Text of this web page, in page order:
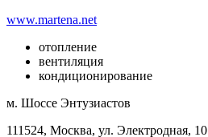
www.martena.net
отопление
вентиляция
кондиционирование
м. Шоссе Энтузиастов
111524, Москва, ул. Электродная, 10